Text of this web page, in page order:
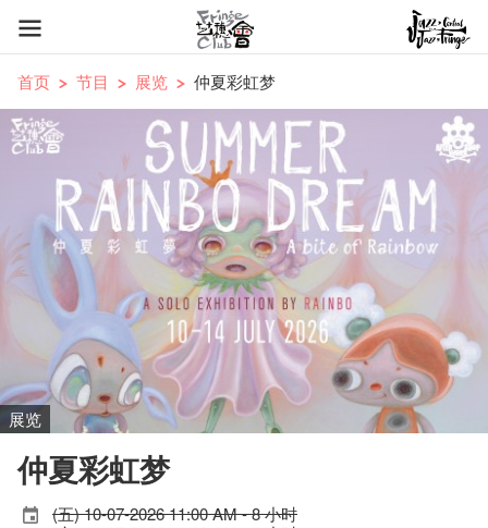
首页 节目 展览 仲夏彩虹梦
展览
仲夏彩虹梦
(五) 10-07-2026 11:00 AM - 8 小时